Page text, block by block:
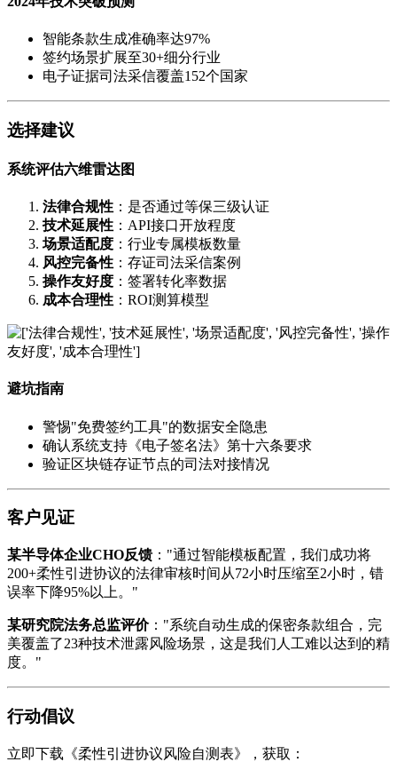
智能条款生成准确率达97%
签约场景扩展至30+细分行业
电子证据司法采信覆盖152个国家
选择建议
系统评估六维雷达图
法律合规性 ：是否通过等保三级认证
技术延展性 ：API接口开放程度
场景适配度 ：行业专属模板数量
风控完备性 ：存证司法采信案例
操作友好度 ：签署转化率数据
成本合理性 ：ROI测算模型
避坑指南
警惕"免费签约工具"的数据安全隐患
确认系统支持《电子签名法》第十六条要求
验证区块链存证节点的司法对接情况
客户见证
某半导体企业CHO反馈 ："通过智能模板配置，我们成功将
200+柔性引进协议的法律审核时间从72小时压缩至2小时，错
误率下降95%以上。"
某研究院法务总监评价："系统自动生成的保密条款组合，完
美覆盖了23种技术泄露风险场景，这是我们人工难以达到的精
度。"
行动倡议
立即下载《柔性引进协议风险自测表》，获取：